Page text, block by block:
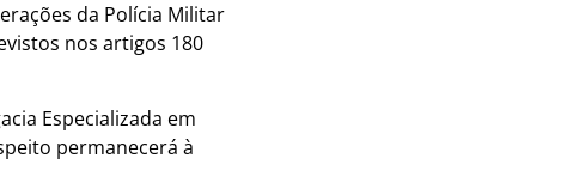
da Polícia Militar
nos artigos 180
Especializada em
permanecerá à